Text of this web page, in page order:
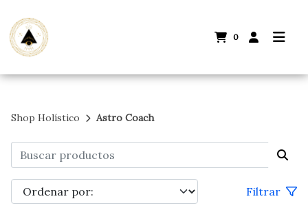
0
Shop Holístico Astro Coach
Filtrar